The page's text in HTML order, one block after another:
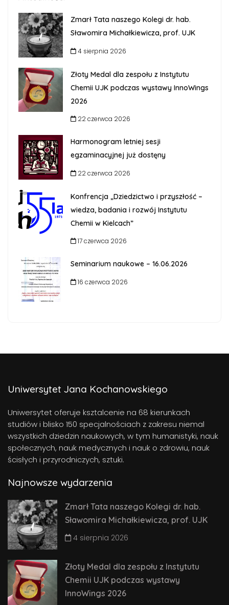
Zmarł Tata naszego Kolegi dr. hab.
Sławomira Michałkiewicza, prof. UJK
4 sierpnia 2026
Złoty Medal dla zespołu z Instytutu
Chemii UJK podczas wystawy InnoWings
2026
22 czerwca 2026
Harmonogram letniej sesji
egzaminacyjnej już dostęny
22 czerwca 2026
Konfrencja „Dziedzictwo i przyszłość –
wiedza, badania i rozwój Instytutu
Chemii w Kielcach”
17 czerwca 2026
Seminarium naukowe – 16.06.2026
16 czerwca 2026
Uniwersytet Jana Kochanowskiego
Uniwersytet oferuje ksztalcenie na 68 kierunkach
studiów i blisko 150 specjalnościach z zakresu niemal
wszystkich dziedzin naukowych, w tym humanistyki, nauk
społecznych, nauk medycznych i nauk o zdrowiu, nauk
ścisłych i przyrodniczych, sztuki.
Najnowsze wydarzenia
Zmarł Tata naszego Kolegi dr. hab.
Sławomira Michałkiewicza, prof. UJK
4 sierpnia 2026
Złoty Medal dla zespołu z Instytutu
Chemii UJK podczas wystawy
InnoWings 2026